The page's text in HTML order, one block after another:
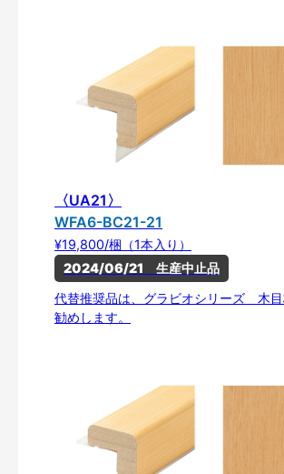
〈UA21〉
WFA6-BC21-21
¥19,800/梱（1本入り）
2024/06/21　生産中止品
代替推奨品は、グラビオシリーズ 木
勧めします。